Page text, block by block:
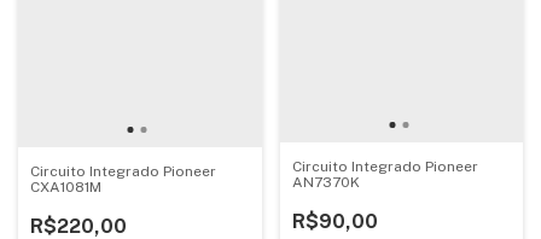
Circuito Integrado Pioneer
CXA1081M
R$220,00
Circuito Integrado Pioneer
AN7370K
R$90,00